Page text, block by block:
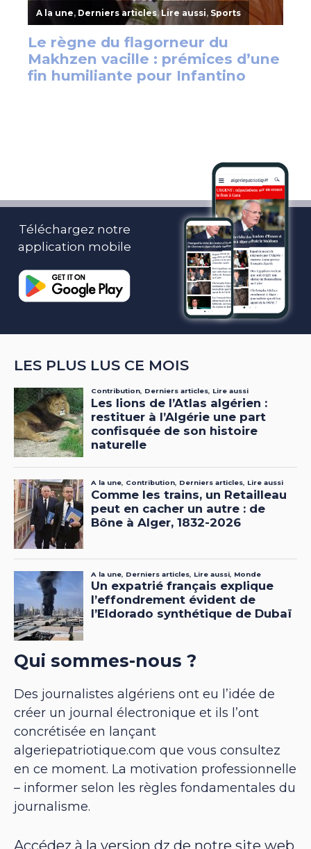
Téléchargez notre
application mobile
LES PLUS LUS CE MOIS
Qui sommes-nous ?
Des journalistes algériens ont eu l’idée de
créer un journal électronique et ils l’ont
concrétisée en lançant
algeriepatriotique.com que vous consultez
en ce moment. La motivation professionnelle
– informer selon les règles fondamentales du
journalisme.
Accédez à la version dz de notre site web